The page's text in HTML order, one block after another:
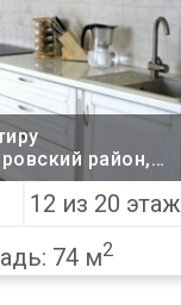
12 из 20 этаж
74 м2